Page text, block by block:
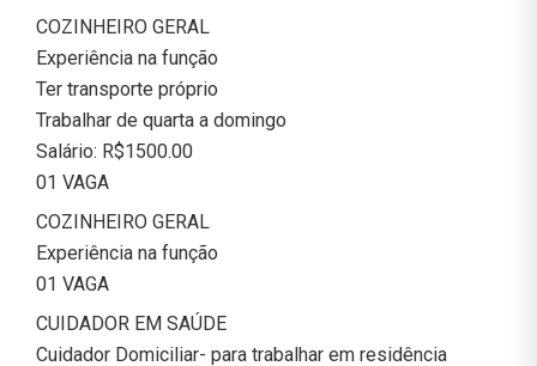
COZINHEIRO GERAL
Experiência na função
Ter transporte próprio
Trabalhar de quarta a domingo
Salário: R$1500.00
01 VAGA
COZINHEIRO GERAL
Experiência na função
01 VAGA
CUIDADOR EM SAÚDE
Cuidador Domiciliar- para trabalhar em residência